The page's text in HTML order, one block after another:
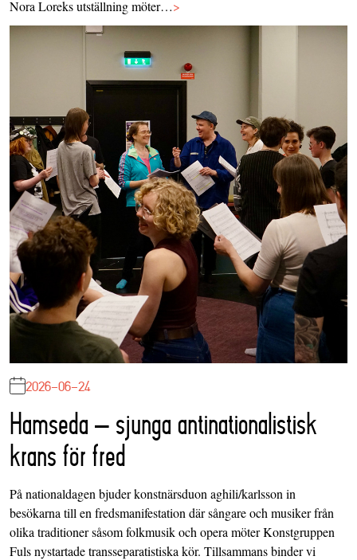
Nora Loreks utställning möter…>
2026-06-24
Hamseda – sjunga antinationalistisk
krans för fred
På nationaldagen bjuder konstnärsduon aghili/karlsson in
besökarna till en fredsmanifestation där sångare och musiker från
olika traditioner såsom folkmusik och opera möter Konstgruppen
Fuls nystartade transseparatistiska kör. Tillsammans binder vi